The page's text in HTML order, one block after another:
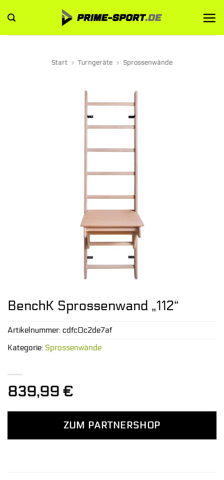
Inhalt
springen
Start » Turngeräte » Sprossenwände
BenchK Sprossenwand „112“
839,99 €
ZUM PARTNERSHOP
Artikelnummer: cdfc0c2de7af
Kategorie: Sprossenwände